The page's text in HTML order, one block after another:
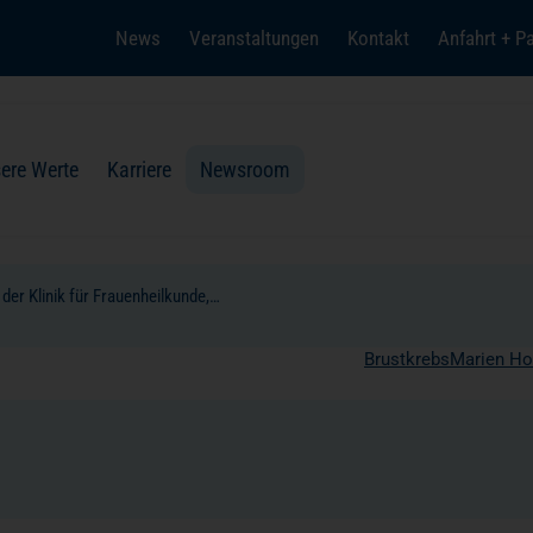
News Veranstaltungen Kontakt Anfahrt +
Werte Karriere(öffnet in einem neuen Tab)
Newsroom
Klinik für Frauenheilkunde,…
BrustkrebsMarien